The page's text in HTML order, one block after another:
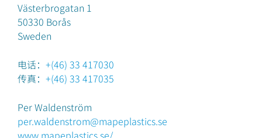
Västerbrogatan 1
50330 Borås
Sweden
电话： +(46) 33 417030
传真： +(46) 33 417035
Per Waldenström
per.waldenstrom@mapeplastics.se
www.mapeplastics.se/